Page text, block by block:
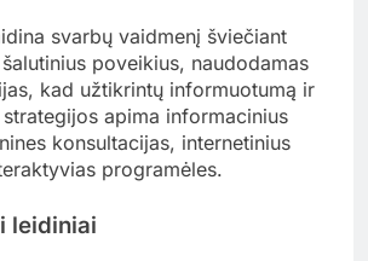
svarbų vaidmenį šviečiant
poveikius, naudodamas
kad užtikrintų informuotumą ir
apima informacinius
konsultacijas, internetinius
programėles.
leidiniai